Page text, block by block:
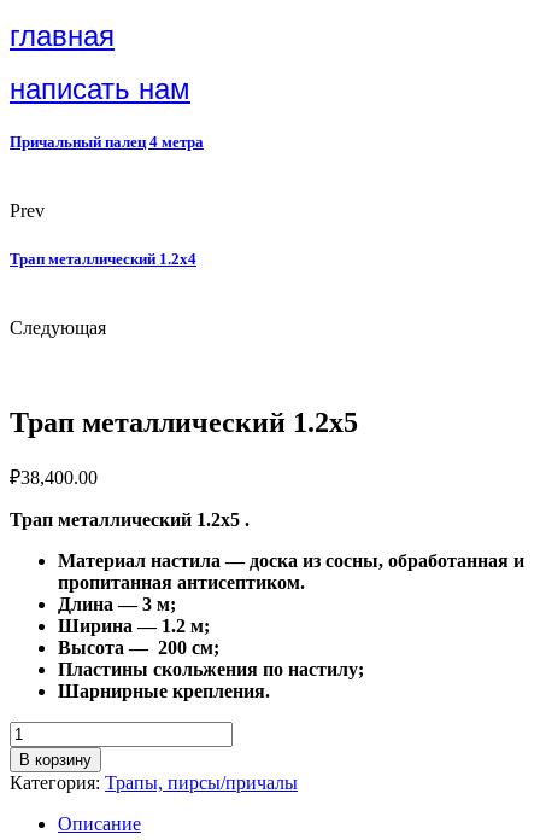
главная
написать нам
Причальный палец 4 метра
Prev
Трап металлический 1.2х4
Следующая
Трап металлический 1.2х5
₽38,400.00
Трап металлический 1.2х5 .
Материал настила — доска из сосны, обработанная и
пропитанная антисептиком.
Длина — 3 м;
Ширина — 1.2 м;
Высота — 200 см;
Пластины скольжения по настилу;
Шарнирные крепления.
Количество
товара
Трап
металлический
1.2х5
В корзину
Категория: Трапы, пирсы/причалы
Описание